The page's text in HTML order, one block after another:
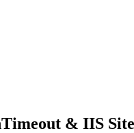
& IIS